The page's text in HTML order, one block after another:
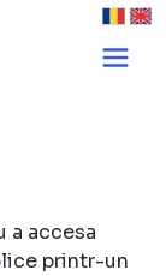
a accesa
printr-un